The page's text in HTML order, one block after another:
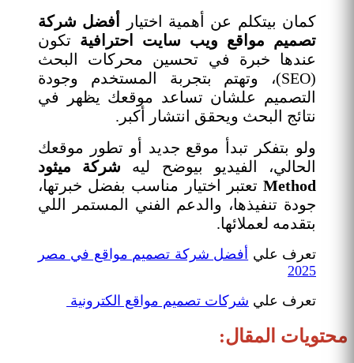
كمان بيتكلم عن أهمية اختيار
أفضل شركة
تصميم مواقع ويب سايت احترافية تكون
عندها خبرة في تحسين محركات البحث
(SEO)، وتهتم بتجربة المستخدم وجودة
التصميم علشان تساعد موقعك يظهر في
نتائج البحث ويحقق انتشار أكبر.
ولو بتفكر تبدأ موقع جديد أو تطور موقعك
الحالي، الفيديو بيوضح ليه شركة ميثود
Method تعتبر اختيار مناسب بفضل خبرتها،
جودة تنفيذها، والدعم الفني المستمر اللي
بتقدمه لعملائها.
تعرف علي
أفضل شركة تصميم مواقع في مصر
2025
تعرف علي شركات تصميم مواقع الكترونية
محتويات المقال: